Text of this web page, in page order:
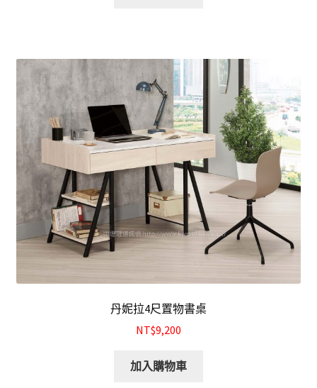
丹妮拉4尺置物書桌
NT$9,200
加入購物車